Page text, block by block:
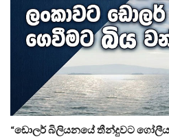
“ඩොලර් බිලියනයේ තීන්දුවට